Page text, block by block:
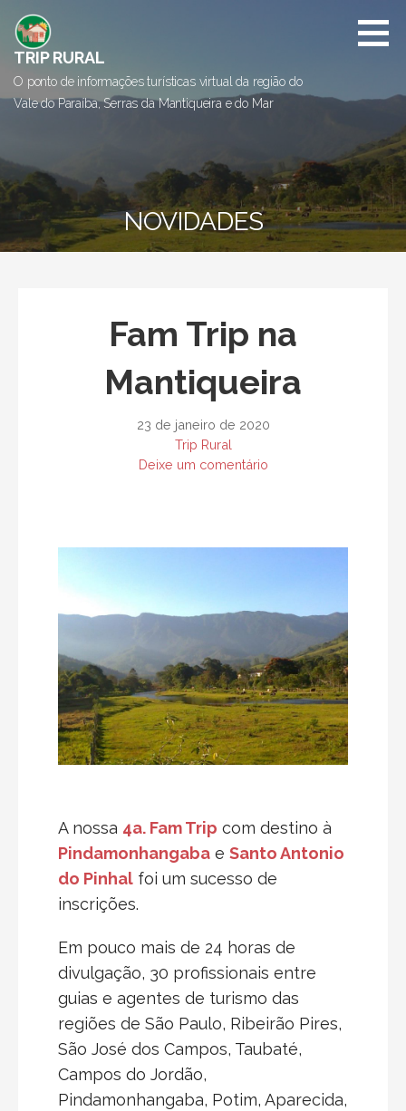
r
o
p
a
a
TRIP RURAL
O ponto de informações turísticas virtual da região do
Vale do Paraíba, Serras da Mantiqueira e do Mar
NOVIDADES
Fam Trip na
Mantiqueira
23 de janeiro de 2020
Trip Rural
Deixe um comentário
A nossa 4a. Fam Trip com destino à
Pindamonhangaba e Santo Antonio
do Pinhal foi um sucesso de
inscrições.
Em pouco mais de 24 horas de
divulgação, 30 profissionais entre
guias e agentes de turismo das
regiões de São Paulo, Ribeirão Pires,
São José dos Campos, Taubaté,
Campos do Jordão,
Pindamonhangaba, Potim, Aparecida,